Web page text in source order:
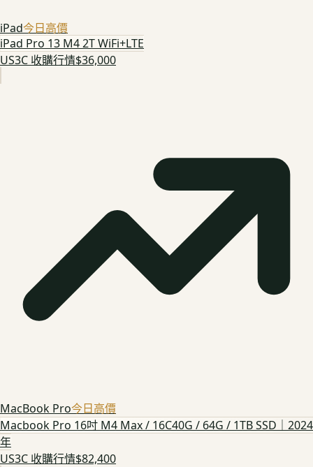
iPad今日高價
iPad Pro 13 M4 2T WiFi+LTE
US3C 收購行情$36,000
MacBook Pro今日高價
Macbook Pro 16吋 M4 Max / 16C40G / 64G / 1TB SSD｜2024
年
US3C 收購行情$82,400